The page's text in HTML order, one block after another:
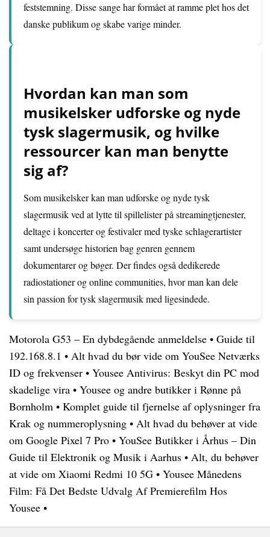
feststemning. Disse sange har formået at ramme plet hos det
danske publikum og skabe varige minder.
Hvordan kan man som
musikelsker udforske og nyde
tysk slagermusik, og hvilke
ressourcer kan man benytte
sig af?
Som musikelsker kan man udforske og nyde tysk
slagermusik ved at lytte til spillelister på streamingtjenester,
deltage i koncerter og festivaler med tyske schlagerartister
samt undersøge historien bag genren gennem
dokumentarer og bøger. Der findes også dedikerede
radiostationer og online communities, hvor man kan dele
sin passion for tysk slagermusik med ligesindede.
Motorola G53 – En dybdegående anmeldelse • Guide til
192.168.8.1 • Alt hvad du bør vide om YouSee Netværks
ID og frekvenser • Yousee Antivirus: Beskyt din PC mod
skadelige vira • Yousee og andre butikker i Rønne på
Bornholm • Komplet guide til fjernelse af oplysninger fra
Krak og nummeroplysning • Alt hvad du behøver at vide
om Google Pixel 7 Pro • YouSee Butikker i Århus – Din
Guide til Elektronik og Musik i Aarhus • Alt, du behøver
at vide om Xiaomi Redmi 10 5G • Yousee Månedens
Film: Få Det Bedste Udvalg Af Premierefilm Hos
Yousee •